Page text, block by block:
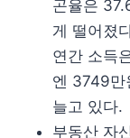
곤율은
게 떨어졌
연간 소득
엔 3749만
늘고 있다.
부동산 자